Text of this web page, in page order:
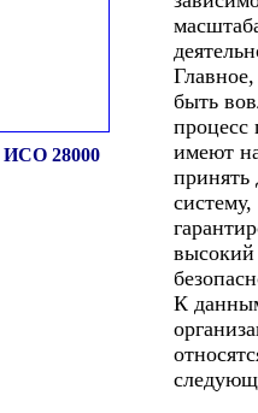
28000
быть
процесс
имеют
высокий
К